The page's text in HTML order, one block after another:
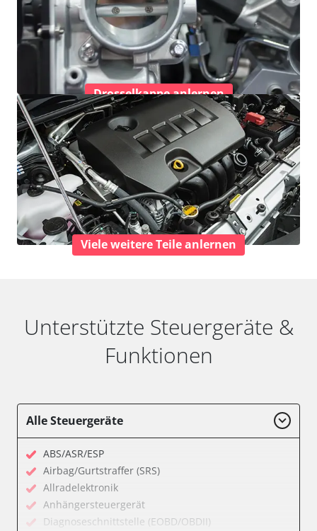
Drosselkappe anlernen
Viele weitere Teile anlernen
Unterstützte Steuergeräte &
Funktionen
Alle Steuergeräte
ABS/ASR/ESP
Airbag/Gurtstraffer (SRS)
Allradelektronik
Anhängersteuergerät
Diagnoseschnittstelle (EOBD/OBDII)